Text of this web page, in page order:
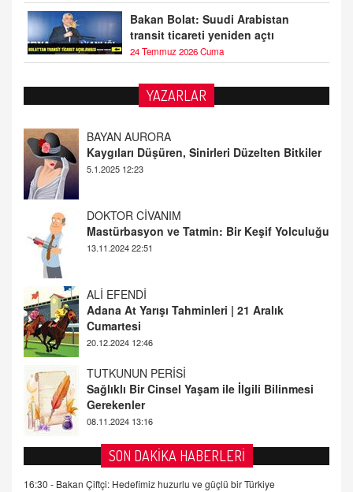
Bakan Bolat: Suudi Arabistan
transit ticareti yeniden açtı
24 Temmuz 2026 Cuma
YAZARLAR
DOKTOR CİVANIM
Mastürbasyon ve Tatmin: Bir Keşif Yolculuğu
13.11.2024 22:51
ALİ EFENDİ
Adana At Yarışı Tahminleri | 21 Aralık
Cumartesi
TUTKUNUN PERİSİ
Sağlıklı Bir Cinsel Yaşam ile İlgili Bilinmesi
Gerekenler
08.11.2024 13:16
FARUK ÖNALAN
Tezkere Onaylanmasaydı…
2 Kasım 2021 Salı 00:11
AV. DOĞAN CAN DOĞAN
Kişisel verilerin korunması ve dijital hukukun
gelişimi
SON DAKİKA HABERLERİ
16:30 - Bakan Çiftçi: Hedefimiz huzurlu ve güçlü bir Türkiye